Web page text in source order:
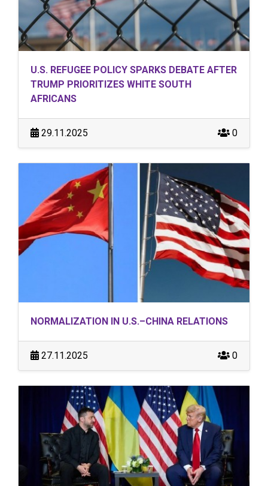
U.S. REFUGEE POLICY SPARKS DEBATE AFTER
TRUMP PRIORITIZES WHITE SOUTH
AFRICANS
29.11.2025 0
NORMALIZATION IN U.S.–CHINA RELATIONS
27.11.2025 0